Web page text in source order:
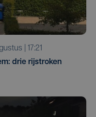
| 17:21
drie rijstroken